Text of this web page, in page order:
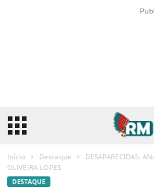
Início Destaque
DESAPARECIDAS:
OLIVEIRA LOPES
DESTAQUE